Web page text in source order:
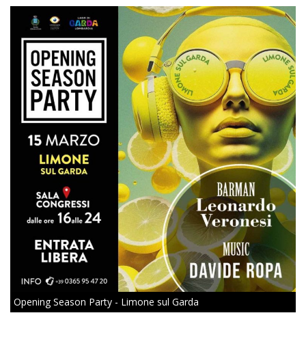
Opening Season Party - Limone sul Garda